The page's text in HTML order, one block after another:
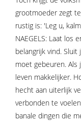
grootmoeder zegt
rustig is: 'Leg u,
NAEGELS: Laat los
belangrijk vind.
moet gebeuren.
leven makkelijker.
hecht aan uiterlijk
verbonden te
banale dingen die